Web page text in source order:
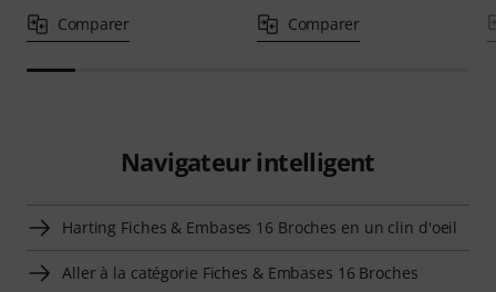
Comparer Comparer
Navigateur intelligent
Harting Fiches & Embases 16 Broches en un clin d'oeil
Aller à la catégorie Fiches & Embases 16 Broches